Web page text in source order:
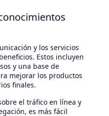
y los servicios
Estos incluyen
y una base de
mejorar los productos
finales.
el tráfico en línea y
es más fácil